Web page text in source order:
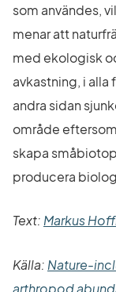
som användes,
menar att
med ekologisk
avkastning, i
andra sidan
område
skapa
producera
Text: Markus
Källa: Nature-
arthropod